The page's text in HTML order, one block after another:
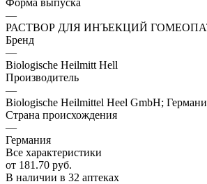
—
РАСТВОР ДЛЯ ИНЪЕКЦИЙ
Бренд
—
Biologische Heilmitt Hell
Производитель
—
Biologische Heilmittel Heel GmbH;
Страна происхождения
—
Германия
Все характеристики
от 181.70 руб.
В наличии в 32 аптеках